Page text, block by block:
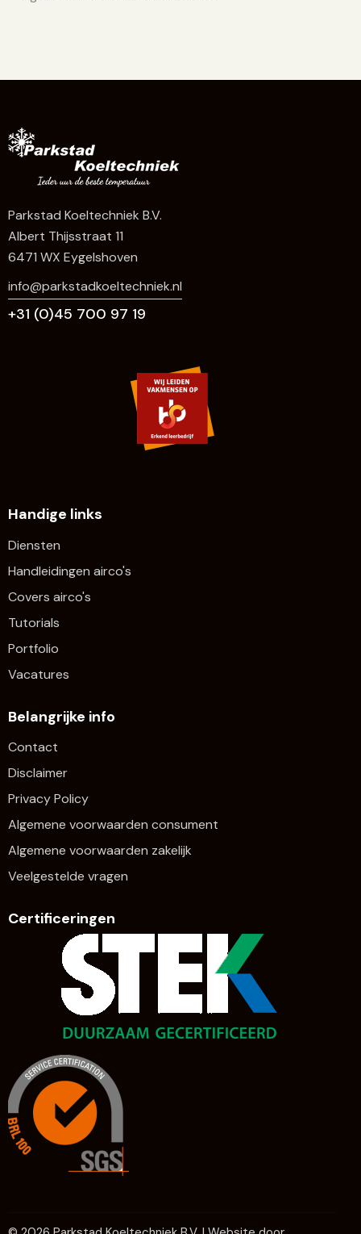
Parkstad Koeltechniek B.V.
Albert Thijsstraat 11
6471 WX Eygelshoven
info@parkstadkoeltechniek.nl
+31 (0)45 700 97 19
Handige links
Diensten
Handleidingen airco's
Covers airco's
Tutorials
Portfolio
Vacatures
Belangrijke info
Contact
Disclaimer
Privacy Policy
Algemene voorwaarden consument
Algemene voorwaarden zakelijk
Veelgestelde vragen
Certificeringen